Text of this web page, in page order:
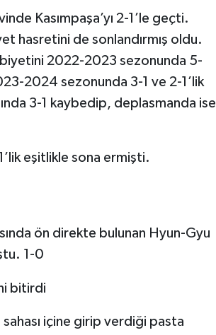
Kasımpaşa’yı 2-1’le geçti.
hasretini de sonlandırmış oldu.
2022-2023 sezonunda 5-
2024 sezonunda 3-1 ve 2-1’lik
3-1 kaybedip, deplasmanda ise
eşitlikle sona ermişti.
ön direkte bulunan Hyun-Gyu
1-0
içine girip verdiği pasta